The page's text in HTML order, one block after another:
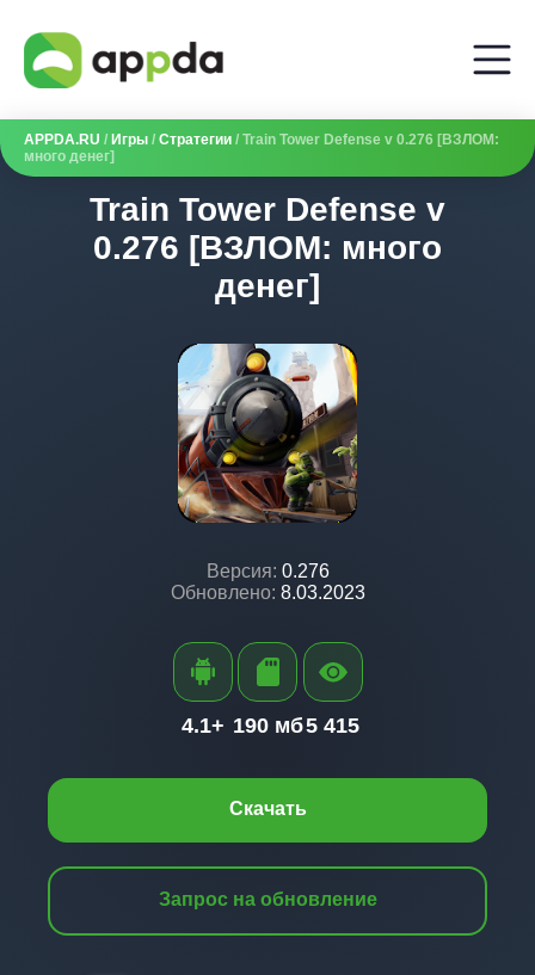
APPDA.RU / Игры / Стратегии / Train Tower Defense v 0.276 [ВЗЛОМ:
много денег]
Train Tower Defense v
0.276 [ВЗЛОМ: много
денег]
Версия: 0.276
Обновлено: 8.03.2023
Скачать
Запрос на обновление
4.1+ 190 мб5 415